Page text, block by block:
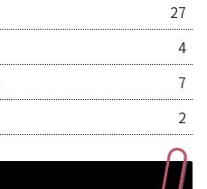
27
4
7
2